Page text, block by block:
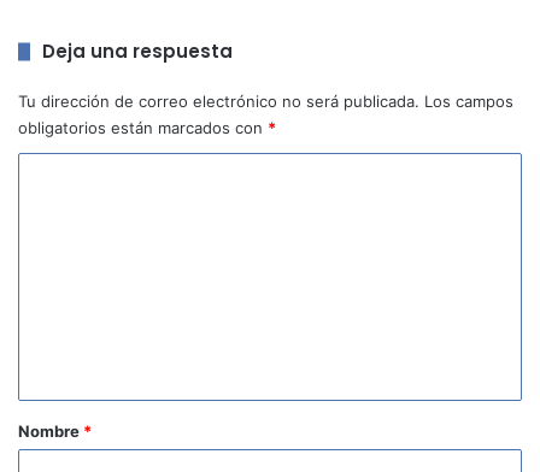
Deja una respuesta
Tu dirección de correo electrónico no será publicada. Los campos
obligatorios están marcados con *
r
Nombre *